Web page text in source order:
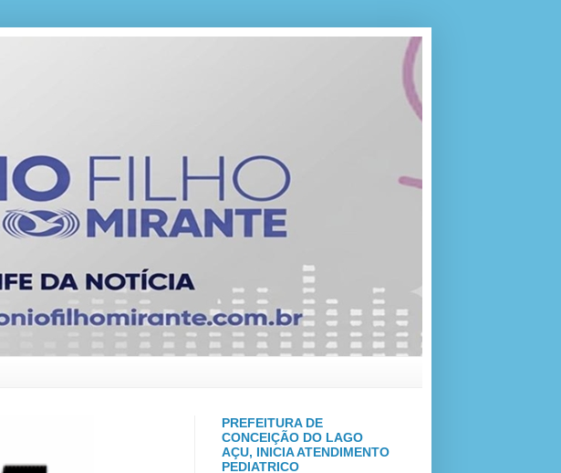
PREFEITURA DE
CONCEIÇÃO DO LAGO
AÇU, INICIA ATENDIMENTO
PEDIATRICO